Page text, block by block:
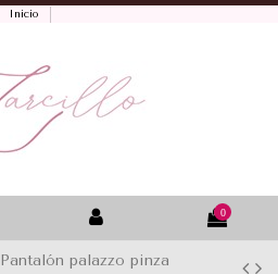
Inicio
0
Pantalón palazzo pinza